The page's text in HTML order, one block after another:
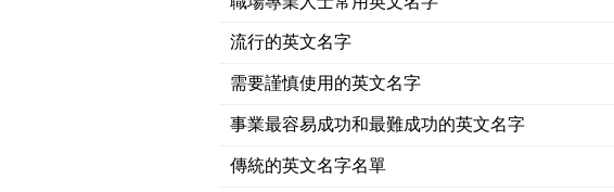
流行的英文名字
需要謹慎使用的英文名字
事業最容易成功和最難成功的英文名字
傳統的英文名字名單